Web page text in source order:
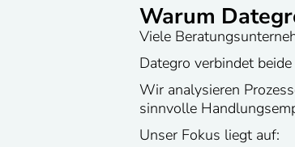
Warum
Viele
Dategro verbindet
Wir analysieren
sinnvolle
Unser Fokus liegt auf: